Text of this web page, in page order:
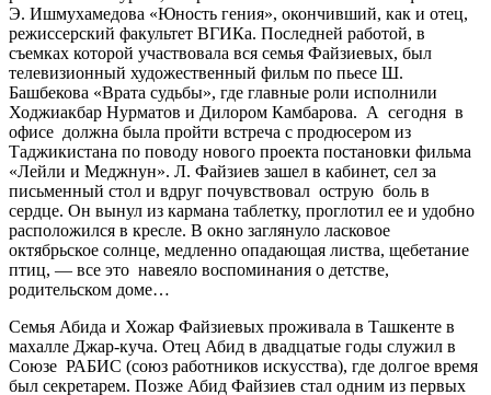
Э. Ишмухамедова «Юность гения», окончивший, как и отец,
режиссерский факультет ВГИКа. Последней работой, в
съемках которой участвовала вся семья Файзиевых, был
телевизионный художественный фильм по пьесе Ш.
Башбекова «Врата судьбы», где главные роли исполнили
Ходжиакбар Нурматов и Дилором Камбарова. А сегодня в
офисе должна была пройти встреча с продюсером из
Таджикистана по поводу нового проекта постановки фильма
«Лейли и Меджнун». Л. Файзиев зашел в кабинет, сел за
письменный стол и вдруг почувствовал острую боль в
сердце. Он вынул из кармана таблетку, проглотил ее и удобно
расположился в кресле. В окно заглянуло ласковое
октябрьское солнце, медленно опадающая листва, щебетание
птиц, — все это навеяло воспоминания о детстве,
родительском доме…
Семья Абида и Хожар Файзиевых проживала в Ташкенте в
махалле Джар-куча. Отец Абид в двадцатые годы служил в
Союзе РАБИС (союз работников искусства), где долгое время
был секретарем. Позже Абид Файзиев стал одним из первых